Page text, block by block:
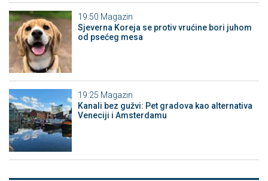
19:50 Magazin
Sjeverna Koreja se protiv vrućine bori juhom
od psećeg mesa
19:25 Magazin
Kanali bez gužvi: Pet gradova kao alternativa
Veneciji i Amsterdamu